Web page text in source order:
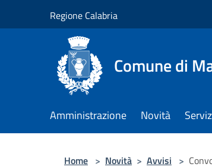
Regione Calabria
Comune di
Amministrazione Novità
Home > Novità > Avvisi >